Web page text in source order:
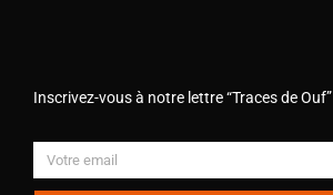
Inscrivez-vous à notre lettre “Traces de Ouf”